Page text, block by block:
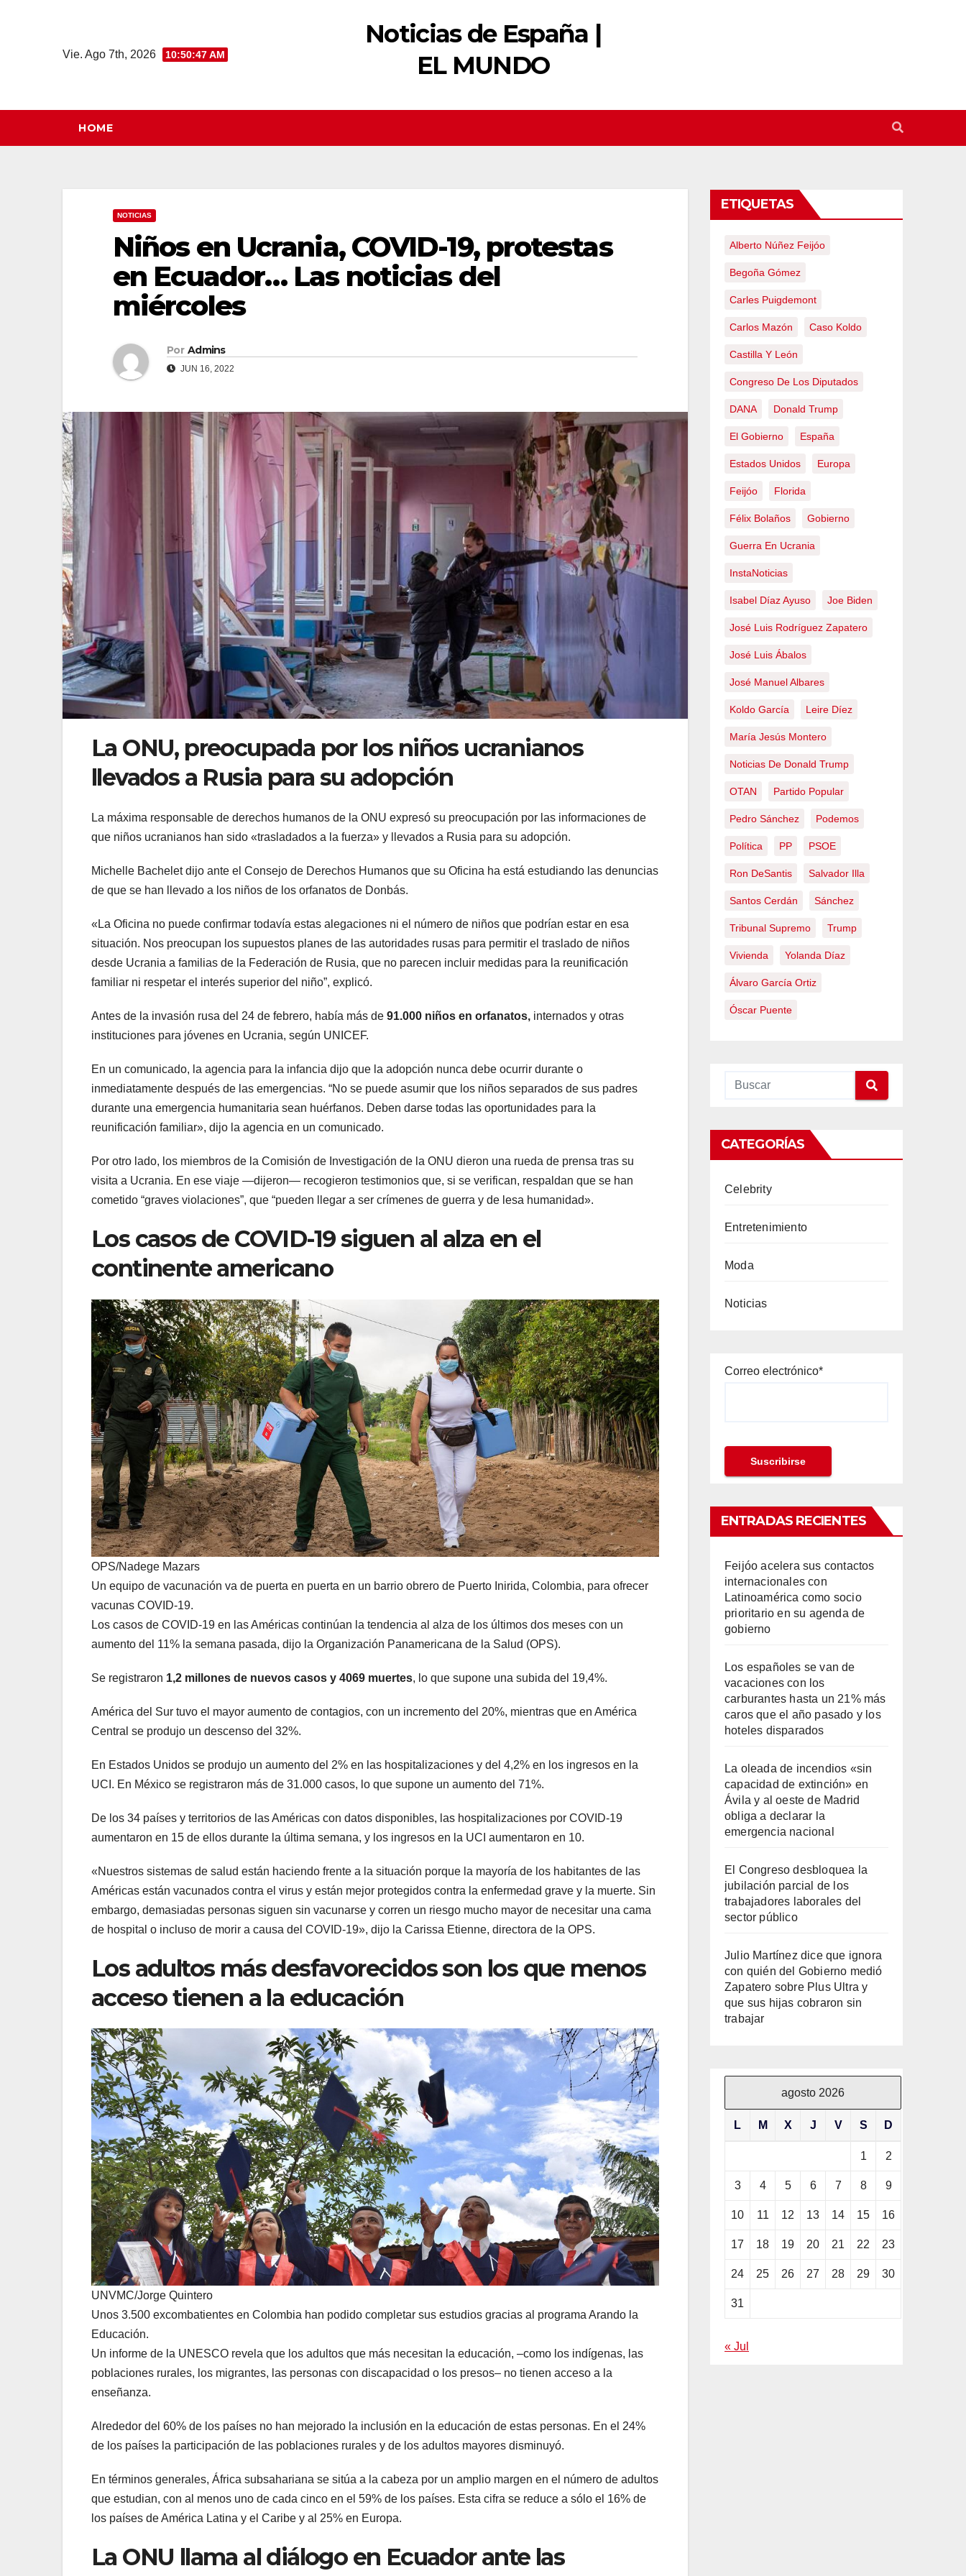
Vie. Ago 7th, 2026 10:50:48 AM
Noticias de España |
EL MUNDO
HOME
NOTICIAS
Niños en Ucrania, COVID-19, protestas
en Ecuador… Las noticias del
miércoles
Por Admins
JUN 16, 2022
La ONU, preocupada por los niños ucranianos
llevados a Rusia para su adopción
La máxima responsable de derechos humanos de la ONU expresó su preocupación por las informaciones de
que niños ucranianos han sido «trasladados a la fuerza» y llevados a Rusia para su adopción.
Michelle Bachelet dijo ante el Consejo de Derechos Humanos que su Oficina ha está estudiando las denuncias
de que se han llevado a los niños de los orfanatos de Donbás.
«La Oficina no puede confirmar todavía estas alegaciones ni el número de niños que podrían estar en esa
situación. Nos preocupan los supuestos planes de las autoridades rusas para permitir el traslado de niños
desde Ucrania a familias de la Federación de Rusia, que no parecen incluir medidas para la reunificación
familiar ni respetar el interés superior del niño”, explicó.
Antes de la invasión rusa del 24 de febrero, había más de 91.000 niños en orfanatos, internados y otras
instituciones para jóvenes en Ucrania, según UNICEF.
En un comunicado, la agencia para la infancia dijo que la adopción nunca debe ocurrir durante o
inmediatamente después de las emergencias. “No se puede asumir que los niños separados de sus padres
durante una emergencia humanitaria sean huérfanos. Deben darse todas las oportunidades para la
reunificación familiar», dijo la agencia en un comunicado.
Por otro lado, los miembros de la Comisión de Investigación de la ONU dieron una rueda de prensa tras su
visita a Ucrania. En ese viaje —dijeron— recogieron testimonios que, si se verifican, respaldan que se han
cometido “graves violaciones”, que “pueden llegar a ser crímenes de guerra y de lesa humanidad».
Los casos de COVID-19 siguen al alza en el
continente americano
OPS/Nadege Mazars
Un equipo de vacunación va de puerta en puerta en un barrio obrero de Puerto Inirida, Colombia, para ofrecer
vacunas COVID-19.
Los casos de COVID-19 en las Américas continúan la tendencia al alza de los últimos dos meses con un
aumento del 11% la semana pasada, dijo la Organización Panamericana de la Salud (OPS).
Se registraron 1,2 millones de nuevos casos y 4069 muertes, lo que supone una subida del 19,4%.
América del Sur tuvo el mayor aumento de contagios, con un incremento del 20%, mientras que en América
Central se produjo un descenso del 32%.
En Estados Unidos se produjo un aumento del 2% en las hospitalizaciones y del 4,2% en los ingresos en la
UCI. En México se registraron más de 31.000 casos, lo que supone un aumento del 71%.
De los 34 países y territorios de las Américas con datos disponibles, las hospitalizaciones por COVID-19
aumentaron en 15 de ellos durante la última semana, y los ingresos en la UCI aumentaron en 10.
«Nuestros sistemas de salud están haciendo frente a la situación porque la mayoría de los habitantes de las
Américas están vacunados contra el virus y están mejor protegidos contra la enfermedad grave y la muerte. Sin
embargo, demasiadas personas siguen sin vacunarse y corren un riesgo mucho mayor de necesitar una cama
de hospital o incluso de morir a causa del COVID-19», dijo la Carissa Etienne, directora de la OPS.
Los adultos más desfavorecidos son los que menos
acceso tienen a la educación
UNVMC/Jorge Quintero
Unos 3.500 excombatientes en Colombia han podido completar sus estudios gracias al programa Arando la
Educación.
Un informe de la UNESCO revela que los adultos que más necesitan la educación, –como los indígenas, las
poblaciones rurales, los migrantes, las personas con discapacidad o los presos– no tienen acceso a la
enseñanza.
Alrededor del 60% de los países no han mejorado la inclusión en la educación de estas personas. En el 24%
de los países la participación de las poblaciones rurales y de los adultos mayores disminuyó.
En términos generales, África subsahariana se sitúa a la cabeza por un amplio margen en el número de adultos
que estudian, con al menos uno de cada cinco en el 59% de los países. Esta cifra se reduce a sólo el 16% de
los países de América Latina y el Caribe y al 25% en Europa.
La ONU llama al diálogo en Ecuador ante las
ETIQUETAS
Alberto Núñez Feijóo
Begoña Gómez
Carles Puigdemont
Carlos Mazón Caso Koldo
Castilla Y León
Congreso De Los Diputados
DANA Donald Trump
El Gobierno España
Estados Unidos Europa
Feijóo Florida
Félix Bolaños Gobierno
Guerra En Ucrania
InstaNoticias
Isabel Díaz Ayuso Joe Biden
José Luis Rodríguez Zapatero
José Luis Ábalos
José Manuel Albares
Koldo García Leire Díez
María Jesús Montero
Noticias De Donald Trump
OTAN Partido Popular
Pedro Sánchez Podemos
Política PP PSOE
Ron DeSantis Salvador Illa
Santos Cerdán Sánchez
Tribunal Supremo Trump
Vivienda Yolanda Díaz
Álvaro García Ortiz
Óscar Puente
CATEGORÍAS
Celebrity
Entretenimiento
Moda
Noticias
Correo electrónico*
ENTRADAS RECIENTES
Feijóo acelera sus contactos
internacionales con
Latinoamérica como socio
prioritario en su agenda de
gobierno
Los españoles se van de
vacaciones con los
carburantes hasta un 21% más
caros que el año pasado y los
hoteles disparados
La oleada de incendios «sin
capacidad de extinción» en
Ávila y al oeste de Madrid
obliga a declarar la
emergencia nacional
El Congreso desbloquea la
jubilación parcial de los
trabajadores laborales del
sector público
Julio Martínez dice que ignora
con quién del Gobierno medió
Zapatero sobre Plus Ultra y
que sus hijas cobraron sin
trabajar
agosto 2026
L M X J V S D
1 2
3 4 5 6 7 8 9
10 11 12 13 14 15 16
17 18 19 20 21 22 23
24 25 26 27 28 29 30
31
« Jul